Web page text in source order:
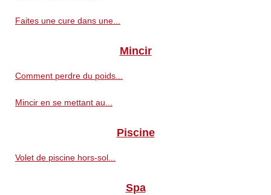
Faites une cure dans une...
Mincir
Comment perdre du poids...
Mincir en se mettant au...
Piscine
Volet de piscine hors-sol...
Spa